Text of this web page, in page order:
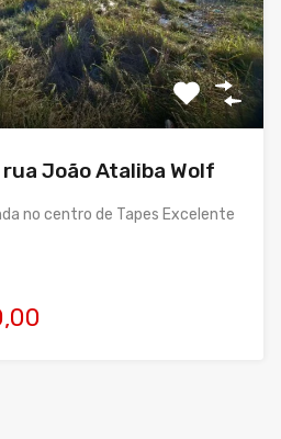
João Ataliba Wolf
no centro de Tapes Excelente